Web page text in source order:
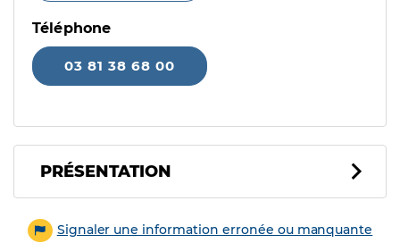
Téléphone
03 81 38 68 00
PRÉSENTATION
Signaler une information erronée ou manquante